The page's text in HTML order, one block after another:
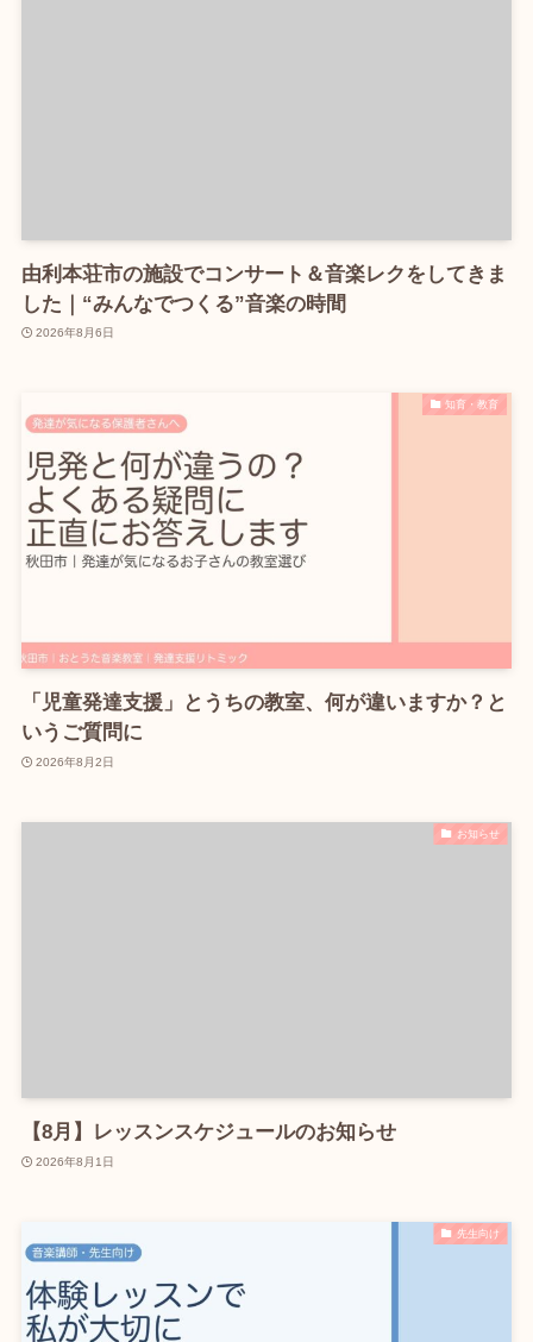
由利本荘市の施設でコンサート＆音楽レクをしてきま
した｜“みんなでつくる”音楽の時間
2026年8月6日
知育・教育
「児童発達支援」とうちの教室、何が違いますか？と
いうご質問に
2026年8月2日
お知らせ
【8月】レッスンスケジュールのお知らせ
2026年8月1日
先生向け